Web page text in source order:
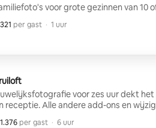
voor grote gezinnen van 10
per gast
per gast · 1 uur
voor zes uur dekt
receptie. Alle andere add-ons en
per gast
per gast · 6 uur